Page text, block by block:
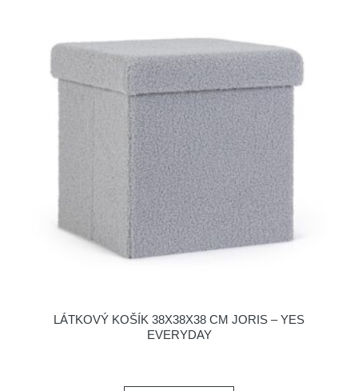
LÁTKOVÝ KOŠÍK 38X38X38 CM JORIS – YES
EVERYDAY